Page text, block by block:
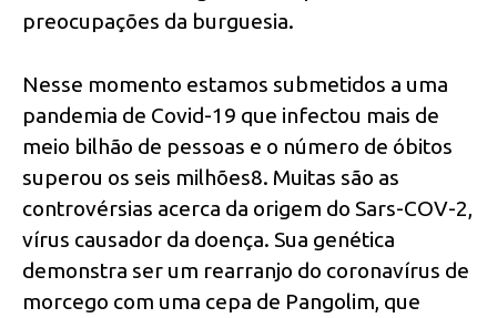
preocupações da burguesia.
Nesse momento estamos submetidos a uma
pandemia de Covid-19 que infectou mais de
meio bilhão de pessoas e o número de óbitos
superou os seis milhões8. Muitas são as
controvérsias acerca da origem do Sars-COV-2,
vírus causador da doença. Sua genética
demonstra ser um rearranjo do coronavírus de
morcego com uma cepa de Pangolim, que